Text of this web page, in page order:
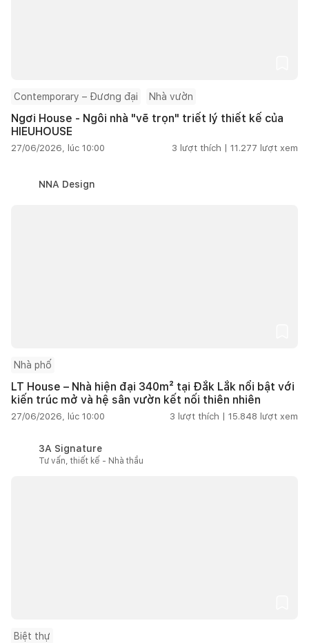
Contemporary – Đương đại Nhà vườn
Ngơi House - Ngôi nhà "vẽ trọn" triết lý thiết kế của
HIEUHOUSE
27/06/2026, lúc 10:00 3 lượt thích | 11.277 lượt xem
NNA Design
Nhà phố
LT House – Nhà hiện đại 340m² tại Đắk Lắk nổi bật với
kiến trúc mở và hệ sân vườn kết nối thiên nhiên
27/06/2026, lúc 10:00 3 lượt thích | 15.848 lượt xem
3A Signature
Tư vấn, thiết kế - Nhà thầu
Biệt thự